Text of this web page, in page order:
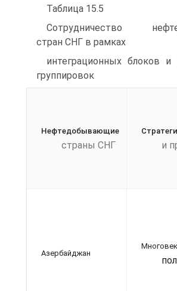
Таблица 15.5
Сотрудничество
стран СНГ в рамках
интеграционных блоков и
группировок
Нефтедобывающие
страны СНГ и
Азербайджан